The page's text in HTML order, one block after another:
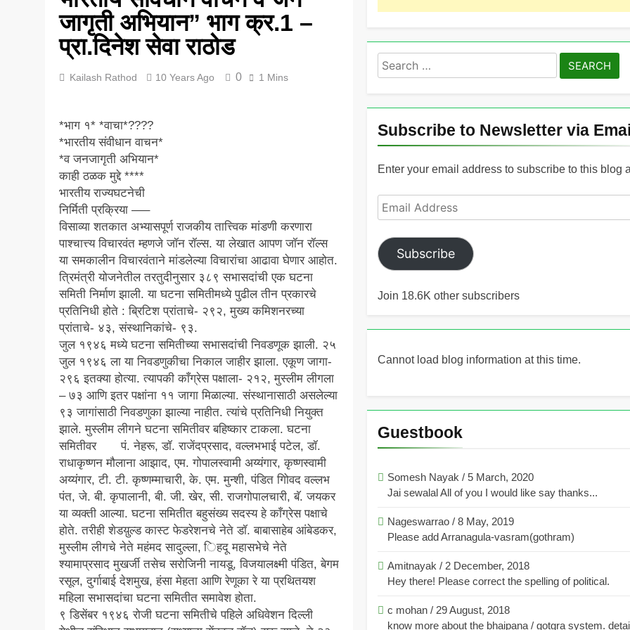
जागृती अभियान” भाग क्र.1 –
प्रा.दिनेश सेवा राठोड
Kailash Rathod 10 Years Ago 0 1 Mins
*भाग १* *वाचा*????
*भारतीय संवीधान वाचन*
*व जनजागृती अभियान*
काही ठळक मुद्दे ****
भारतीय राज्यघटनेची
निर्मिती प्रक्रिया —–
विसाव्या शतकात अभ्यासपूर्ण राजकीय तात्त्विक मांडणी करणारा
पाश्चात्त्य विचारवंत म्हणजे जॉन रॉल्स. या लेखात आपण जॉन रॉल्स
या समकालीन विचारवंताने मांडलेल्या विचारांचा आढावा घेणार आहोत.
त्रिमंत्री योजनेतील तरतुदीनुसार ३८९ सभासदांची एक घटना
समिती निर्माण झाली. या घटना समितीमध्ये पुढील तीन प्रकारचे
प्रतिनिधी होते : ब्रिटिश प्रांताचे- २९२, मुख्य कमिशनरच्या
प्रांताचे- ४३, संस्थानिकांचे- ९३.
जुल १९४६ मध्ये घटना समितीच्या सभासदांची निवडणूक झाली. २५
जुल १९४६ ला या निवडणुकीचा निकाल जाहीर झाला. एकूण जागा-
२९६ इतक्या होत्या. त्यापकी काँग्रेस पक्षाला- २१२, मुस्लीम लीगला
– ७३ आणि इतर पक्षांना ११ जागा मिळाल्या. संस्थानासाठी असलेल्या
९३ जागांसाठी निवडणुका झाल्या नाहीत. त्यांचे प्रतिनिधी नियुक्त
झाले. मुस्लीम लीगने घटना समितीवर बहिष्कार टाकला. घटना
समितीवर पं. नेहरू, डॉ. राजेंदप्रसाद, वल्लभभाई पटेल, डॉ.
राधाकृष्णन मौलाना आझाद, एम. गोपालस्वामी अय्यंगार, कृष्णस्वामी
अय्यंगार, टी. टी. कृष्णम्माचारी, के. एम. मुन्शी, पंडित गोिवद वल्लभ
पंत, जे. बी. कृपालानी, बी. जी. खेर, सी. राजगोपालचारी, बॅ. जयकर
या व्यक्ती आल्या. घटना समितीत बहुसंख्य सदस्य हे काँग्रेस पक्षाचे
होते. तरीही शेडय़ुल्ड कास्ट फेडरेशनचे नेते डॉ. बाबासाहेब आंबेडकर,
मुस्लीम लीगचे नेते महंमद सादुल्ला, िहदू महासभेचे नेते
श्यामाप्रसाद मुखर्जी तसेच सरोजिनी नायडू, विजयालक्ष्मी पंडित, बेगम
रसूल, दुर्गाबाई देशमुख, हंसा मेहता आणि रेणूका रे या प्रथितयश
महिला सभासदांचा घटना समितीत समावेश होता.
९ डिसेंबर १९४६ रोजी घटना समितीचे पहिले अधिवेशन दिल्ली
Search
for:
Subscribe to Newsletter via
Enter your email address to subscribe to this
Email
Address
Subscribe
Join 18.6K other subscribers
Cannot load blog information at this time.
Guestbook
Somesh Nayak / 5 March, 2020
Jai sewalal All of you I would like say thanks...
Nageswarrao / 8 May, 2019
Please add Arranagula-vasram(gothram)
Amitnayak / 2 December, 2018
Hey there! Please correct the spelling of political.
c mohan / 29 August, 2018
know more about the bhaipana / gotgra system.